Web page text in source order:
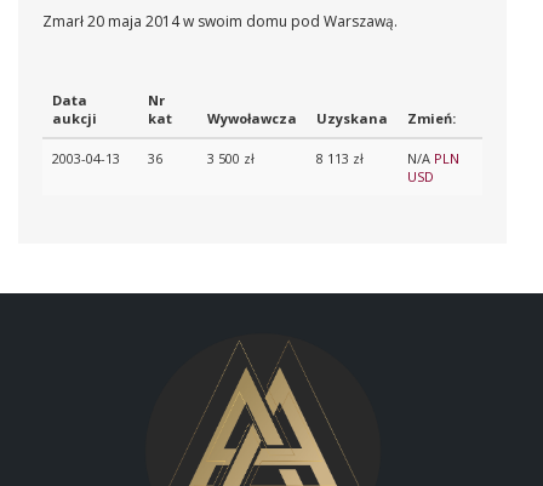
Zmarł 20 maja 2014 w swoim domu pod Warszawą.
Data
aukcji
Nr
kat
Wywoławcza Uzyskana Zmień:
2003-04-13 36 3 500 zł 8 113 zł N/A PLN
USD